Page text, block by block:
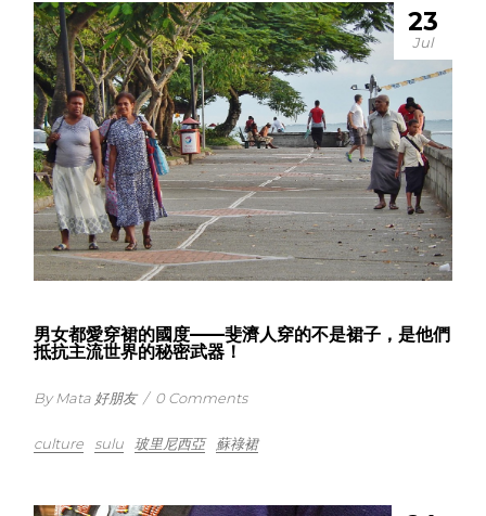
23
Jul
男女都愛穿裙的國度——斐濟人穿的不是裙子，是他們
抵抗主流世界的秘密武器！
By Mata 好朋友 / 0 Comments
culture sulu 玻里尼西亞 蘇祿裙